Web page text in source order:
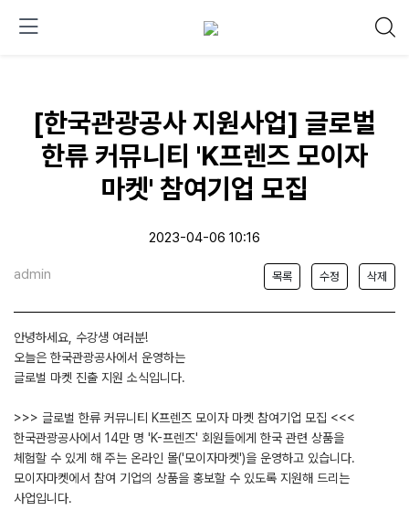
[한국관광공사 지원사업] 글로벌
한류 커뮤니티 'K프렌즈 모이자
마켓' 참여기업 모집
2023-04-06 10:16
admin 목록 수정 삭제
안녕하세요, 수강생 여러분!
오늘은 한국관광공사에서 운영하는
글로벌 마켓 진출 지원 소식입니다.
>>> 글로벌 한류 커뮤니티 K프렌즈 모이자 마켓 참여기업 모집 <<<
한국관광공사에서 14만 명 'K-프렌즈' 회원들에게 한국 관련 상품을
체험할 수 있게 해 주는 온라인 몰('모이자마켓')을 운영하고 있습니다.
모이자마켓에서 참여 기업의 상품을 홍보할 수 있도록 지원해 드리는
사업입니다.